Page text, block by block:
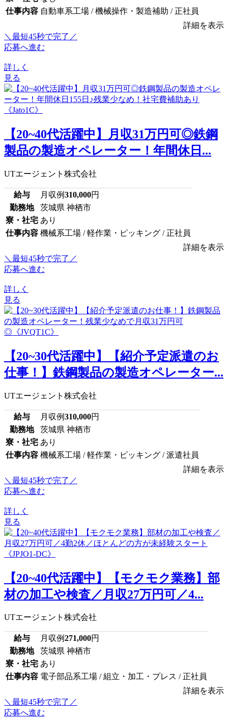
仕事内容 自動車系工場 / 機械操作・製造補助 / 正社員
詳細を表示
＼最短45秒で完了／
応募へ進む
詳しく
見る
【20~40代活躍中】月収31万円可◎鉄鋼
製品の製造オペレーター！年間休日...
UTエージェント株式会社
給与 月収例310,000円
勤務地
茨城県 神栖市
寮・社宅 あり
仕事内容 機械系工場 / 軽作業・ピッキング / 正社員
詳細を表示
＼最短45秒で完了／
応募へ進む
詳しく
見る
【20~30代活躍中】【紹介予定派遣のお
仕事！】鉄鋼製品の製造オペレーター...
UTエージェント株式会社
給与 月収例310,000円
勤務地
茨城県 神栖市
寮・社宅 あり
仕事内容 機械系工場 / 軽作業・ピッキング / 派遣社員
詳細を表示
＼最短45秒で完了／
応募へ進む
詳しく
見る
【20~40代活躍中】【モクモク業務】部
材の加工や検査／月収27万円可／4...
UTエージェント株式会社
給与 月収例271,000円
勤務地
茨城県 神栖市
寮・社宅 あり
仕事内容 電子部品系工場 / 組立・加工・プレス / 正社員
詳細を表示
＼最短45秒で完了／
応募へ進む